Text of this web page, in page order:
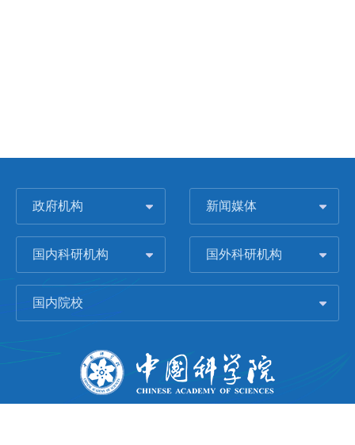
政府机构 新闻媒体
国内科研机构 国外科研机构
国内院校